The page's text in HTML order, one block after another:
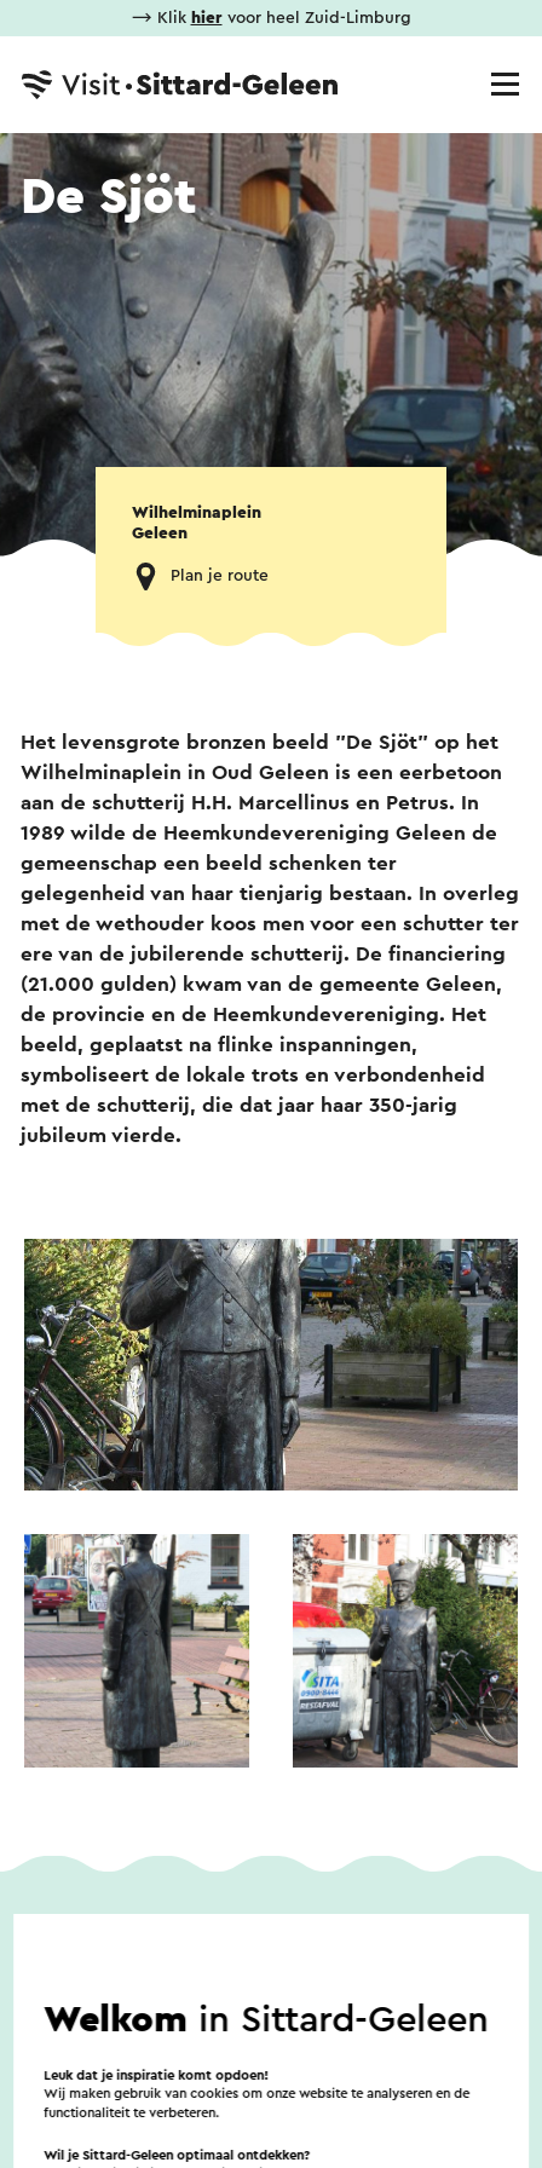
⟶ Klik hiervoor heel Zuid-Limburg
De Sjöt
Wilhelminaplein
Geleen
Plan je route
Het levensgrote bronzen beeld "De Sjöt" op het
Wilhelminaplein in Oud Geleen is een eerbetoon
aan de schutterij H.H. Marcellinus en Petrus. In
1989 wilde de Heemkundevereniging Geleen de
gemeenschap een beeld schenken ter
gelegenheid van haar tienjarig bestaan. In overleg
met de wethouder koos men voor een schutter ter
ere van de jubilerende schutterij. De financiering
(21.000 gulden) kwam van de gemeente Geleen,
de provincie en de Heemkundevereniging. Het
beeld, geplaatst na flinke inspanningen,
symboliseert de lokale trots en verbondenheid
met de schutterij, die dat jaar haar 350-jarig
jubileum vierde.
toegankelijkheidsvoorzieningen
Welkom in Sittard-Geleen
Leuk dat je inspiratie komt opdoen!
Wij maken gebruik van cookies om onze website te analyseren en de
functionaliteit te verbeteren.
Wil je Sittard-Geleen optimaal ontdekken?